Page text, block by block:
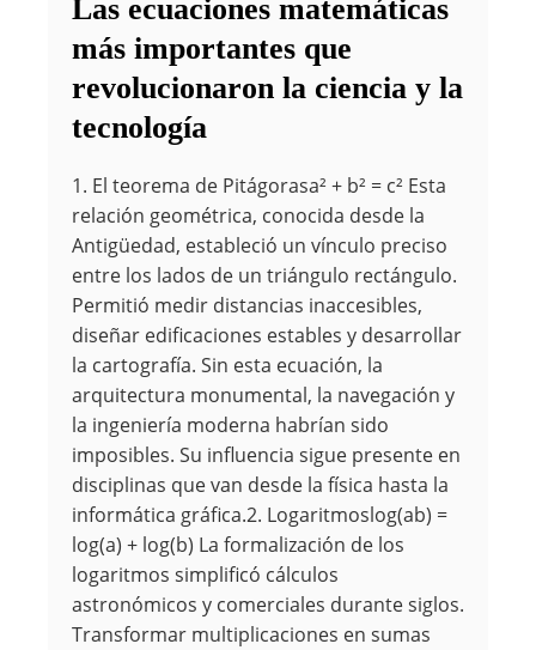
Las ecuaciones matemáticas
más importantes que
revolucionaron la ciencia y la
tecnología
1. El teorema de Pitágorasa² + b² = c² Esta
relación geométrica, conocida desde la
Antigüedad, estableció un vínculo preciso
entre los lados de un triángulo rectángulo.
Permitió medir distancias inaccesibles,
diseñar edificaciones estables y desarrollar
la cartografía. Sin esta ecuación, la
arquitectura monumental, la navegación y
la ingeniería moderna habrían sido
imposibles. Su influencia sigue presente en
disciplinas que van desde la física hasta la
informática gráfica.2. Logaritmoslog(ab) =
log(a) + log(b) La formalización de los
logaritmos simplificó cálculos
astronómicos y comerciales durante siglos.
Transformar multiplicaciones en sumas